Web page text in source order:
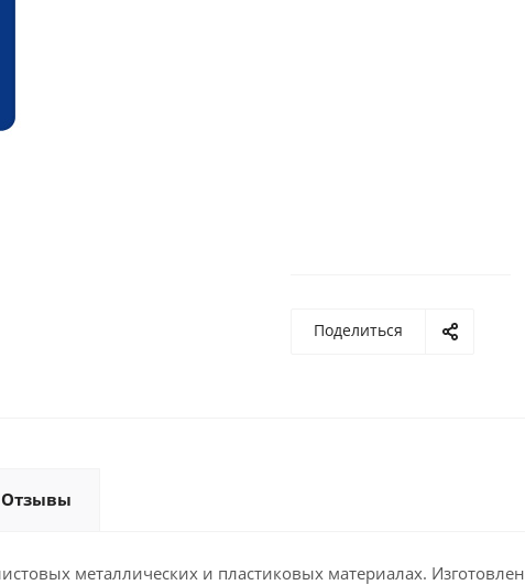
Поделиться
Отзывы
металлических и пластиковых материалах.